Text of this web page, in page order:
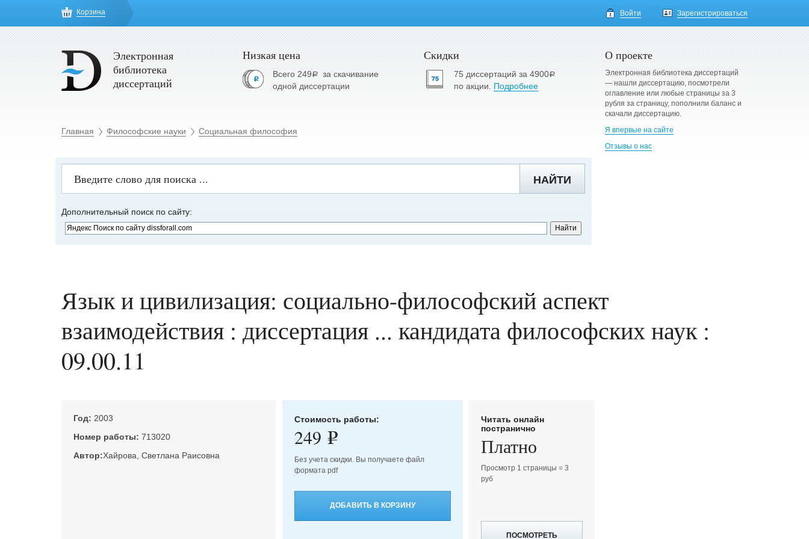
Корзина Войти Зарегистрироваться
Электронная
библиотека
диссертаций
Низкая цена
Всего 249a за скачивание
одной диссертации
Скидки
75 диссертаций за 4900a
по акции. Подробнее
Главная Философские науки Социальная философия
О проекте
Электронная библиотека диссертаций
— нашли диссертацию, посмотрели
оглавление или любые страницы за 3
рубля за страницу, пополнили баланс и
скачали диссертацию.
Я впервые на сайте
Отзывы о нас
НАЙТИ
Дополнительный поиск по сайту:
Язык и цивилизация: социально-философский аспект
взаимодействия : диссертация ... кандидата философских наук :
09.00.11
Год: 2003
Номер работы: 713020
Автор:Хайрова, Светлана Раисовна
Стоимость работы:
249 e
Без учета скидки. Вы получаете файл
формата pdf
ДОБАВИТЬ В КОРЗИНУ
Читать онлайн
постранично
Платно
Просмотр 1 страницы = 3
руб
ПОСМОТРЕТЬ